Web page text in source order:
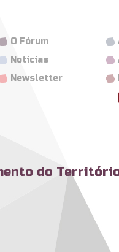
O Fórum
Notícias
Newsletter
do Território